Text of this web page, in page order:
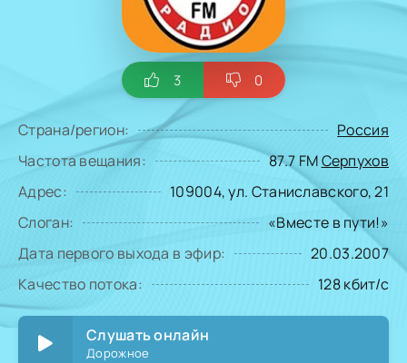
3 0
Страна/регион:
Россия
Частота вещания:
87.7 FMСерпухов
Адрес:
109004, ул. Станиславского, 21
Слоган:
«Вместе в пути!»
Дата первого выхода в эфир:
20.03.2007
Качество потока:
128 кбит/с
Слушать онлайн
Дорожное